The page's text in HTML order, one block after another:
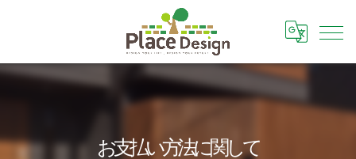
お支払い方法に関して